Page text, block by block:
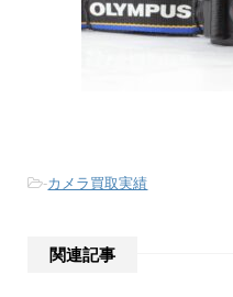
-カメラ買取実績
関連記事